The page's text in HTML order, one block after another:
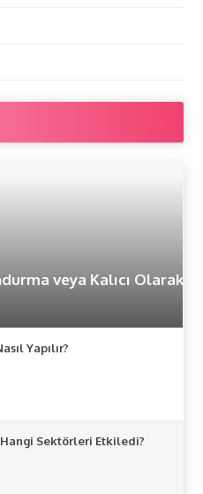
veya Kalıcı Olarak
Yapılır?
Sektörleri Etkiledi?